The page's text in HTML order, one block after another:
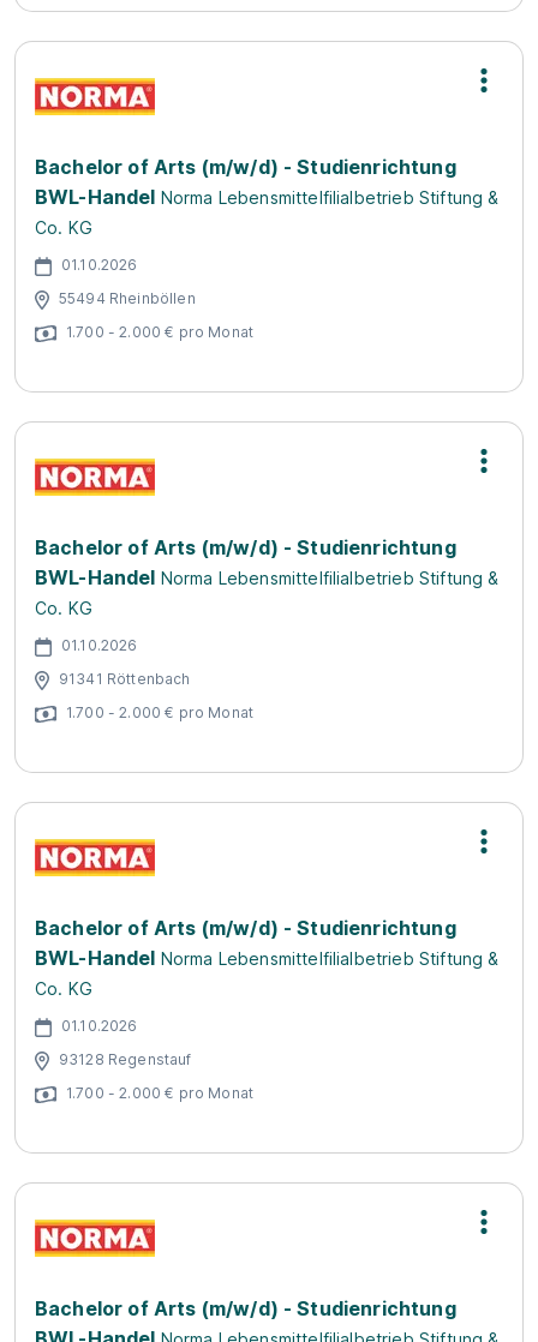
Bachelor of Arts (m/w/d) - Studienrichtung
BWL-Handel Norma Lebensmittelfilialbetrieb Stiftung &
Co. KG
01.10.2026
55494 Rheinböllen
1.700 - 2.000 € pro Monat
Bachelor of Arts (m/w/d) - Studienrichtung
BWL-Handel Norma Lebensmittelfilialbetrieb Stiftung &
Co. KG
01.10.2026
91341 Röttenbach
1.700 - 2.000 € pro Monat
Bachelor of Arts (m/w/d) - Studienrichtung
BWL-Handel Norma Lebensmittelfilialbetrieb Stiftung &
Co. KG
01.10.2026
93128 Regenstauf
1.700 - 2.000 € pro Monat
Bachelor of Arts (m/w/d) - Studienrichtung